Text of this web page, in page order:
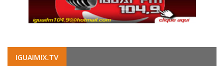
IGUAIMIX.TV